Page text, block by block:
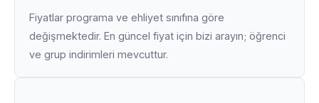
Fiyatlar programa ve ehliyet sınıfına göre
değişmektedir. En güncel fiyat için bizi arayın; öğrenci
ve grup indirimleri mevcuttur.